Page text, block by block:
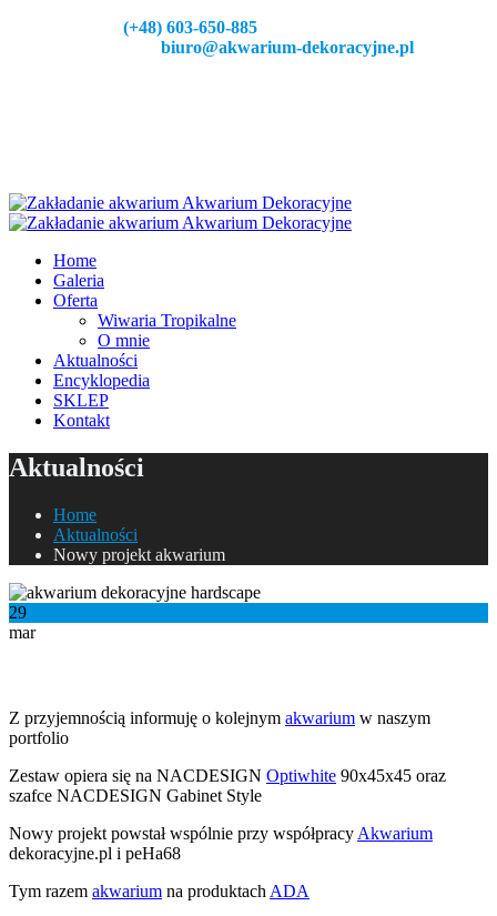
(+48) 603-650-885
biuro@akwarium-dekoracyjne.pl
Home
Galeria
Oferta
Wiwaria Tropikalne
O mnie
Aktualności
Encyklopedia
SKLEP
Kontakt
Aktualności
Home
Aktualności
Nowy projekt akwarium
29
mar
Z przyjemnością informuję o kolejnym akwarium w naszym
portfolio
Zestaw opiera się na NACDESIGN Optiwhite 90x45x45 oraz
szafce NACDESIGN Gabinet Style
Nowy projekt powstał wspólnie przy współpracy Akwarium
dekoracyjne.pl i peHa68
Tym razem akwarium na produktach ADA